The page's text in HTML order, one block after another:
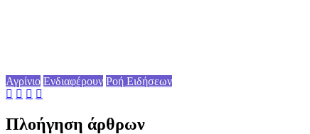
Αγρίνιο Ενδιαφέρουν Ροή Ειδήσεων
Πλοήγηση άρθρων